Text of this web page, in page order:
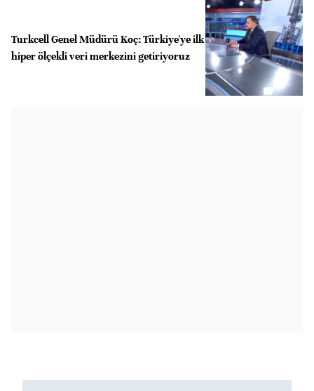
Turkcell Genel Müdürü Koç: Türkiye'ye ilk
hiper ölçekli veri merkezini getiriyoruz